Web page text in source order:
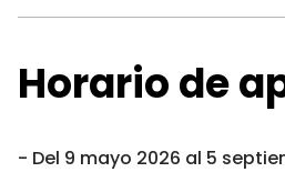
Horario de
Del 9 mayo 2026 al 5